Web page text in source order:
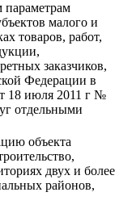
параметрам
малого и
товаров, работ,
заказчиков,
Федерации в
18 июля 2011 г №
отдельными
объекта
двух и более
районов,